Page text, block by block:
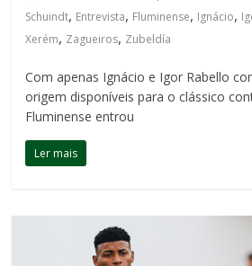
Schuindt, Entrevista, Fluminense, Ignácio,
Xerém, Zagueiros, Zubeldía
Com apenas Ignácio e Igor Rabello
origem disponíveis para o clássico
Fluminense entrou
Ler mais